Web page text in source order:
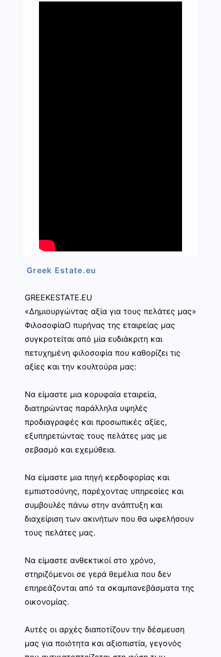
Greek Estate.eu
GREEKESTATE.EU
«Δημιουργώντας αξία για τους πελάτες μας»
ΦιλοσοφίαΟ πυρήνας της εταιρείας μας
συγκροτείται από μία ευδιάκριτη και
πετυχημένη φιλοσοφία που καθορίζει τις
αξίες και την κουλτούρα μας:
Να είμαστε μια κορυφαία εταιρεία,
διατηρώντας παράλληλα υψηλές
προδιαγραφές και προσωπικές αξίες,
εξυπηρετώντας τους πελάτες μας με
σεβασμό και εχεμύθεια.
Να είμαστε μια πηγή κερδοφορίας και
εμπιστοσύνης, παρέχοντας υπηρεσίες και
συμβουλές πάνω στην ανάπτυξη και
διαχείριση των ακινήτων που θα ωφελήσουν
τους πελάτες μας.
Να είμαστε ανθεκτικοί στο χρόνο,
στηριζόμενοι σε γερά θεμέλια που δεν
επηρεάζονται από τα σκαμπανεβάσματα της
οικονομίας.
Αυτές οι αρχές διαποτίζουν την δέσμευση
μας για ποιότητα και αξιοπιστία, γεγονός